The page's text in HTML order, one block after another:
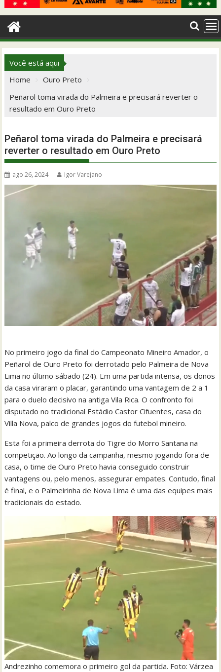
Você está aqui
Home
Ouro Preto
Peñarol toma virada do Palmeira e precisará reverter o
resultado em Ouro Preto
Peñarol toma virada do Palmeira e precisará
reverter o resultado em Ouro Preto
ago 26, 2024 Igor Varejano
No primeiro jogo da final do Campeonato Mineiro Amador, o
Peñarol de Ouro Preto foi derrotado pelo Palmeira de Nova
Lima no último sábado (24). Em uma partida intensa, os donos
da casa viraram o placar, garantindo uma vantagem de 2 a 1
para o duelo decisivo na antiga Vila Rica. O confronto foi
disputado no tradicional Estádio Castor Cifuentes, casa do
Villa Nova, palco de grandes jogos do futebol mineiro.
Esta foi a primeira derrota do Tigre do Morro Santana na
competição. Ao longo da campanha, mesmo jogando fora de
casa, o time de Ouro Preto havia conseguido construir
vantagens ou, pelo menos, assegurar empates. Contudo, final
é final, e o Palmeirinha de Nova Lima é uma das equipes mais
tradicionais do estado.
Andrezinho comemora o primeiro gol da partida. Foto: Várzea